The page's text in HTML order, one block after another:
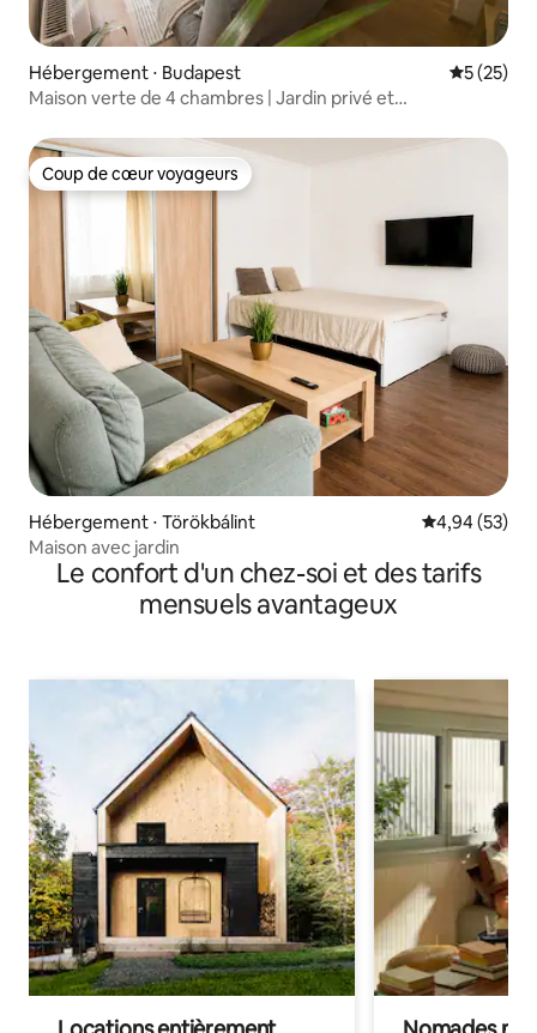
Hébergement ⋅ Budapest
5 (25)
Maison verte de 4 chambres | Jardin privé et
Coup de cœur voyageurs
Coup de cœur voyageurs
Hébergement ⋅ Törökbálint Évaluation
4,94 (53)
Maison avec jardin
Le confort d'un chez-soi et des tarifs
mensuels avantageux